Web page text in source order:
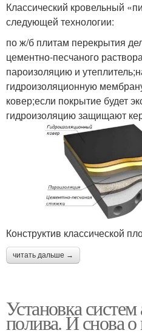
Классический кровельный
следующей технологии:
по ж/б плитам перекрытия
цементно-песчаного
пароизоляцию и
гидроизоляционную
ковер;если покрытие будет
гидроизоляцию защищают
Конструктив классической
читать дальше →
Установка систем
полива. И снова о